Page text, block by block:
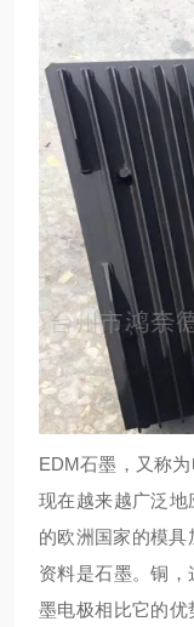
EDM石墨，又称
现在越来越广泛
的欧洲国家的模
资料是石墨。铜
墨电极相比它的优